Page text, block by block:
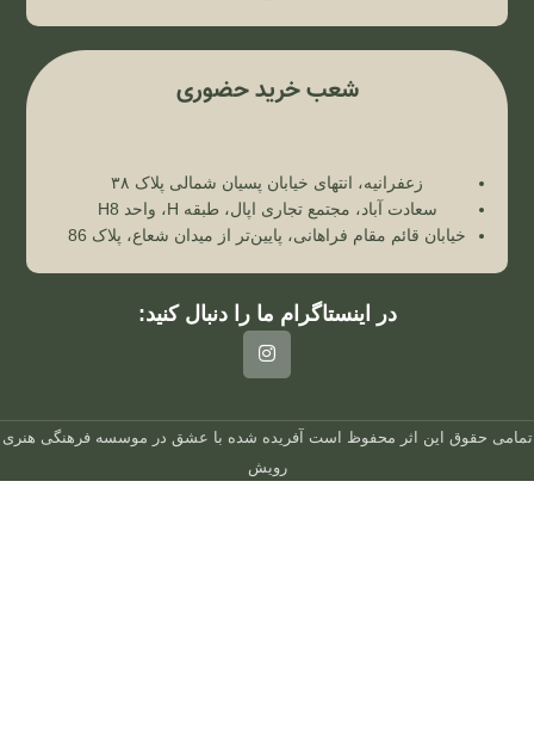
شعب خرید حضوری
زعفرانیه، انتهای خیابان پسیان شمالی پلاک ۳۸
سعادت آباد، مجتمع تجاری اپال، طبقه H، واحد H8
خیابان قائم مقام فراهانی، پایین‌تر از میدان شعاع، پلاک 86
در اینستاگرام ما را دنبال کنید:
تمامی حقوق این اثر محفوظ است آفریده شده با عشق در موسسه فرهنگی هنری
رویش